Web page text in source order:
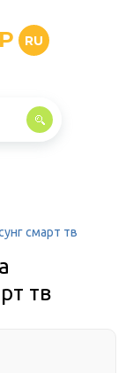
RU
смарт тв
тв